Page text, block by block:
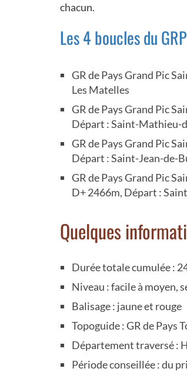
chacun.
Les 4 boucles du
GR de Pays Grand Pic
Les Matelles
GR de Pays Grand Pic
Départ : Saint-Mathieu-
GR de Pays Grand Pic
Départ : Saint-Jean-de-
GR de Pays Grand Pic
D+ 2466m, Départ :
Quelques
Durée totale cumulée :
Niveau : facile à moyen,
Balisage : jaune et rouge
Topoguide : GR de Pays
Département traversé :
Période conseillée : du